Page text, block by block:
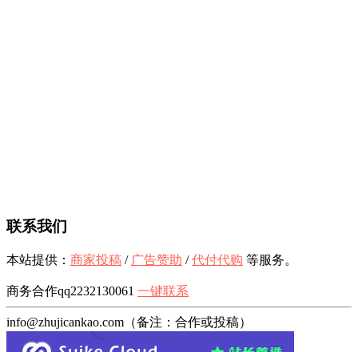
联系我们
本站提供： 商家投稿 / 广告赞助 /代付代购 等服务。
商务合作qq2232130061 一键联系
info@zhujicankao.com（备注：合作或投稿）